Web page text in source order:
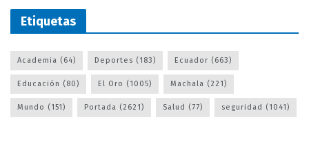
Etiquetas
Academia (64) Deportes (183) Ecuador (663)
Educación (80) El Oro (1005) Machala (221)
Mundo (151) Portada (2621) Salud (77) seguridad (1041)